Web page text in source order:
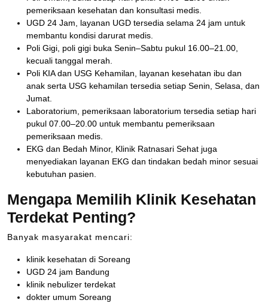
pemeriksaan kesehatan dan konsultasi medis.
UGD 24 Jam, layanan UGD tersedia selama 24 jam untuk
membantu kondisi darurat medis.
Poli Gigi, poli gigi buka Senin–Sabtu pukul 16.00–21.00,
kecuali tanggal merah.
Poli KIA dan USG Kehamilan, layanan kesehatan ibu dan
anak serta USG kehamilan tersedia setiap Senin, Selasa, dan
Jumat.
Laboratorium, pemeriksaan laboratorium tersedia setiap hari
pukul 07.00–20.00 untuk membantu pemeriksaan
pemeriksaan medis.
EKG dan Bedah Minor, Klinik Ratnasari Sehat juga
menyediakan layanan EKG dan tindakan bedah minor sesuai
kebutuhan pasien.
Mengapa Memilih Klinik Kesehatan
Terdekat Penting?
Banyak masyarakat mencari:
klinik kesehatan di Soreang
UGD 24 jam Bandung
klinik nebulizer terdekat
dokter umum Soreang